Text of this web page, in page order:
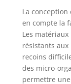
La
en compte la
Les
résistants
recoins
des micro-
permettre